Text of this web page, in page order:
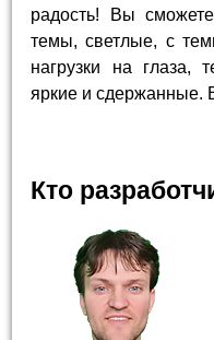
радость! Вы сможете
темы, светлые, с
нагрузки на глаза,
яркие и сдержанные.
Кто